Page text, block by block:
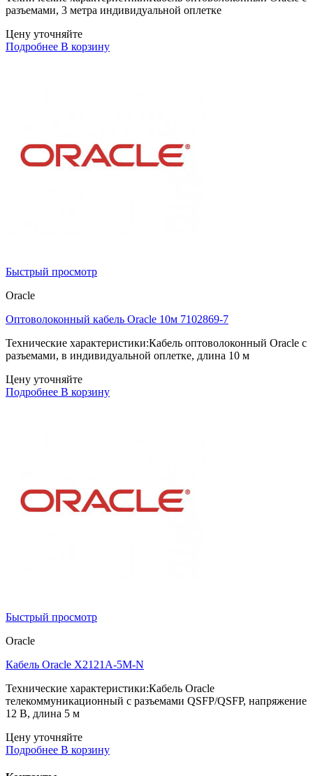
разъемами, 3 метра индивидуальной оплетке
Цену уточняйте
Подробнее В корзину
Быстрый просмотр
Oracle
Оптоволоконный кабель Oracle 10м 7102869-7
Технические характеристики:Кабель оптоволоконный Oracle с
разъемами, в индивидуальной оплетке, длина 10 м
Цену уточняйте
Подробнее В корзину
Быстрый просмотр
Oracle
Кабель Oracle X2121A-5M-N
Технические характеристики:Кабель Oracle
телекоммуникационный с разъемами QSFP/QSFP, напряжение
12 В, длина 5 м
Цену уточняйте
Подробнее В корзину